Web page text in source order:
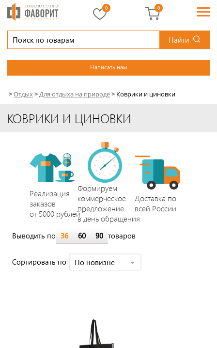
Найти
Написать нам
0 0
>Отдых>Для отдыха на природе> Коврики и циновки
КОВРИКИ И ЦИНОВКИ
Реализация
заказов
от 5000 рублей
Формируем
коммерческое
предложение
в день обращения
Доставка по
всей России
Выводить по 36 60 90 товаров
Cортировать по По новизне